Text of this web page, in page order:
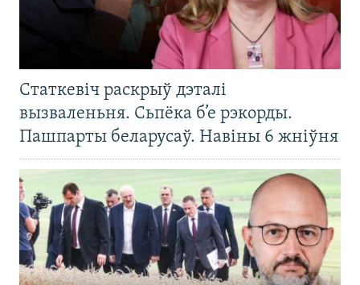
Статкевіч раскрыў дэталі
вызваленьня. Сьпёка б’е рэкорды.
Пашпарты беларусаў. Навіны 6 жніўня